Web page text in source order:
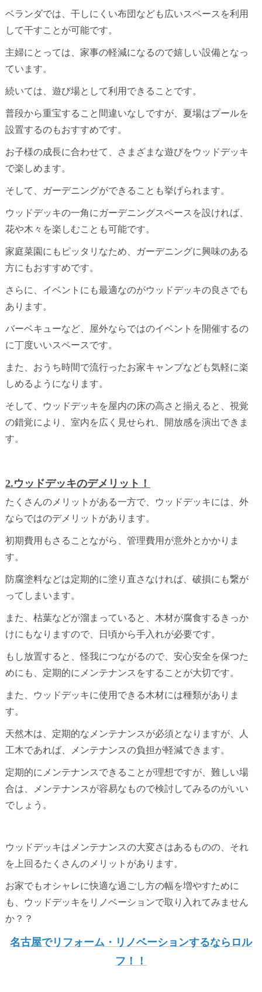
ベランダでは、干しにくい布団なども広いスペースを利用
して干すことが可能です。
主婦にとっては、家事の軽減になるので嬉しい設備となっ
ています。
続いては、遊び場として利用できることです。
普段から重宝すること間違いなしですが、夏場はプールを
設置するのもおすすめです。
お子様の成長に合わせて、さまざまな遊びをウッドデッキ
で楽しめます。
そして、ガーデニングができることも挙げられます。
ウッドデッキの一角にガーデニングスペースを設ければ、
花や木々を楽しむことも可能です。
家庭菜園にもピッタリなため、ガーデニングに興味のある
方にもおすすめです。
さらに、イベントにも最適なのがウッドデッキの良さでも
あります。
バーベキューなど、屋外ならではのイベントを開催するの
に丁度いいスペースです。
また、おうち時間で流行ったお家キャンプなども気軽に楽
しめるようになります。
そして、ウッドデッキを屋内の床の高さと揃えると、視覚
の錯覚により、室内を広く見せられ、開放感を演出できま
す。
2.ウッドデッキのデメリット！
たくさんのメリットがある一方で、ウッドデッキには、外
ならではのデメリットがあります。
初期費用もさることながら、管理費用が意外とかかりま
す。
防腐塗料などは定期的に塗り直さなければ、破損にも繋が
ってしまいます。
また、枯葉などが溜まっていると、木材が腐食するきっか
けにもなりますので、日頃から手入れが必要です。
もし放置すると、怪我につながるので、安心安全を保つた
めにも、定期的にメンテナンスをすることが大切です。
また、ウッドデッキに使用できる木材には種類がありま
す。
天然木は、定期的なメンテナンスが必須となりますが、人
工木であれば、メンテナンスの負担が軽減できます。
定期的にメンテナンスできることが理想ですが、難しい場
合は、メンテナンスが容易なもので検討してみるのがいい
でしょう。
ウッドデッキはメンテナンスの大変さはあるものの、それ
を上回るたくさんのメリットがあります。
お家でもオシャレに快適な過ごし方の幅を増やすために
も、ウッドデッキをリノベーションで取り入れてみません
か？？
名古屋でリフォーム・リノベーションするならロル
フ！！